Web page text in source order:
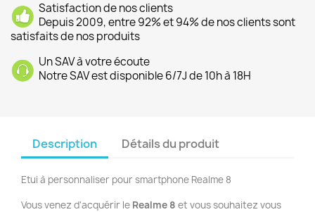
Satisfaction de nos clients
Depuis 2009, entre 92% et 94% de nos clients sont
satisfaits de nos produits
Un SAV à votre écoute
Notre SAV est disponible 6/7J de 10h à 18H
Description Détails du produit
Etui à personnaliser pour smartphone Realme 8
Vous venez d'acquérir le Realme 8 et vous souhaitez vous